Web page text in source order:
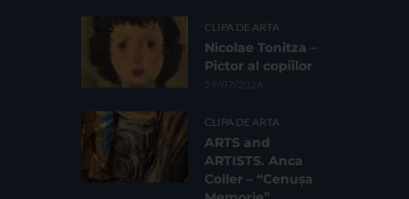
CLIPA DE ARTA
Nicolae Tonitza –
Pictor al copiilor
29/07/2026
CLIPA DE ARTA
ARTS and
ARTISTS. Anca
Coller – “Cenușa